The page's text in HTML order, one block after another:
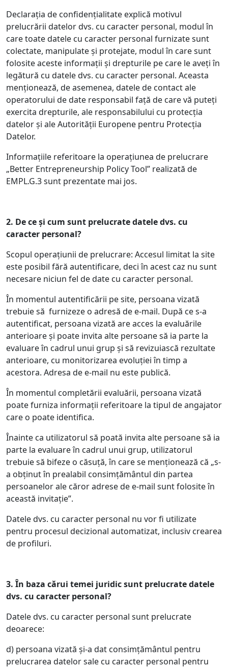
Declarația de confidențialitate explică motivul
prelucrării datelor dvs. cu caracter personal, modul în
care toate datele cu caracter personal furnizate sunt
colectate, manipulate și protejate, modul în care sunt
folosite aceste informații și drepturile pe care le aveți în
legătură cu datele dvs. cu caracter personal. Aceasta
menționează, de asemenea, datele de contact ale
operatorului de date responsabil față de care vă puteți
exercita drepturile, ale responsabilului cu protecția
datelor și ale Autorității Europene pentru Protecția
Datelor.
Informațiile referitoare la operațiunea de prelucrare
„Better Entrepreneurship Policy Tool” realizată de
EMPL.G.3 sunt prezentate mai jos.
2. De ce și cum sunt prelucrate datele dvs. cu
caracter personal?
Scopul operațiunii de prelucrare: Accesul limitat la site
este posibil fără autentificare, deci în acest caz nu sunt
necesare niciun fel de date cu caracter personal.
În momentul autentificării pe site, persoana vizată
trebuie să furnizeze o adresă de e-mail. După ce s-a
autentificat, persoana vizată are acces la evaluările
anterioare și poate invita alte persoane să ia parte la
evaluare în cadrul unui grup și să revizuiască rezultate
anterioare, cu monitorizarea evoluției în timp a
acestora. Adresa de e-mail nu este publică.
În momentul completării evaluării, persoana vizată
poate furniza informații referitoare la tipul de angajator
care o poate identifica.
Înainte ca utilizatorul să poată invita alte persoane să ia
parte la evaluare în cadrul unui grup, utilizatorul
trebuie să bifeze o căsuță, în care se menționează că „s-
a obținut în prealabil consimțământul din partea
persoanelor ale căror adrese de e-mail sunt folosite în
această invitație”.
Datele dvs. cu caracter personal nu vor fi utilizate
pentru procesul decizional automatizat, inclusiv crearea
de profiluri.
3. În baza cărui temei juridic sunt prelucrate datele
dvs. cu caracter personal?
Datele dvs. cu caracter personal sunt prelucrate
deoarece:
d) persoana vizată și-a dat consimțământul pentru
prelucrarea datelor sale cu caracter personal pentru